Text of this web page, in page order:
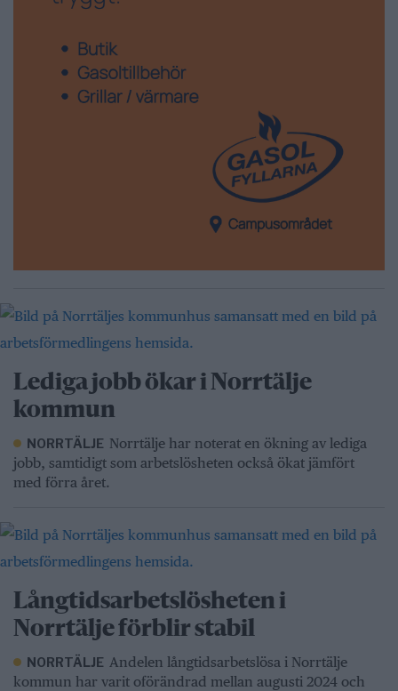
Lediga jobb ökar i Norrtälje
kommun
NORRTÄLJE Norrtälje har noterat en ökning av lediga
jobb, samtidigt som arbetslösheten också ökat jämfört
med förra året.
Långtidsarbetslösheten i
Norrtälje förblir stabil
NORRTÄLJE Andelen långtidsarbetslösa i Norrtälje
kommun har varit oförändrad mellan augusti 2024 och